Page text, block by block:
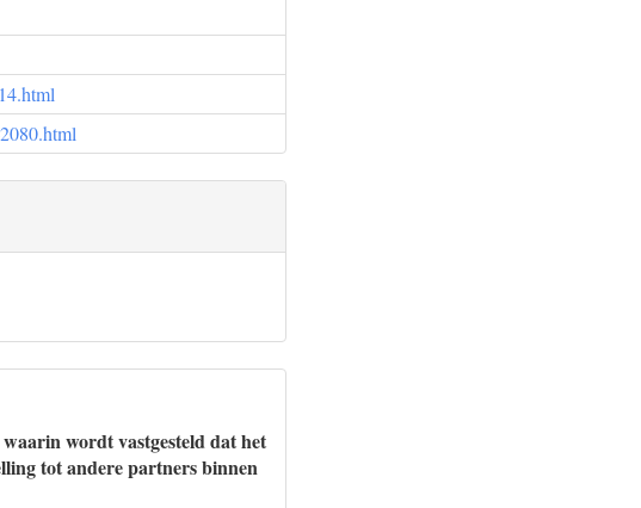
wordt vastgesteld dat het
tot andere partners binnen